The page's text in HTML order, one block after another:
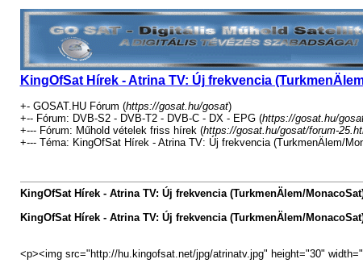
KingOfSat Hírek - Atrina TV: Új frekvencia
+- GOSAT.HU Fórum (https://gosat.hu/gosat)
+-- Fórum: DVB-S2 - DVB-T2 - DVB-C - DX - EPG (https://gosat.hu/
+--- Fórum: Műhold vételek friss hírek (https://gosat.hu/gosat/forum-
+--- Téma: KingOfSat Hírek - Atrina TV: Új frekvencia (TurkmenÄlem/
KingOfSat Hírek - Atrina TV: Új frekvencia (TurkmenÄlem/
KingOfSat Hírek - Atrina TV: Új frekvencia (TurkmenÄlem/
<p><img src="http://hu.kingofsat.net/jpg/atrinatv.jpg" height="30"